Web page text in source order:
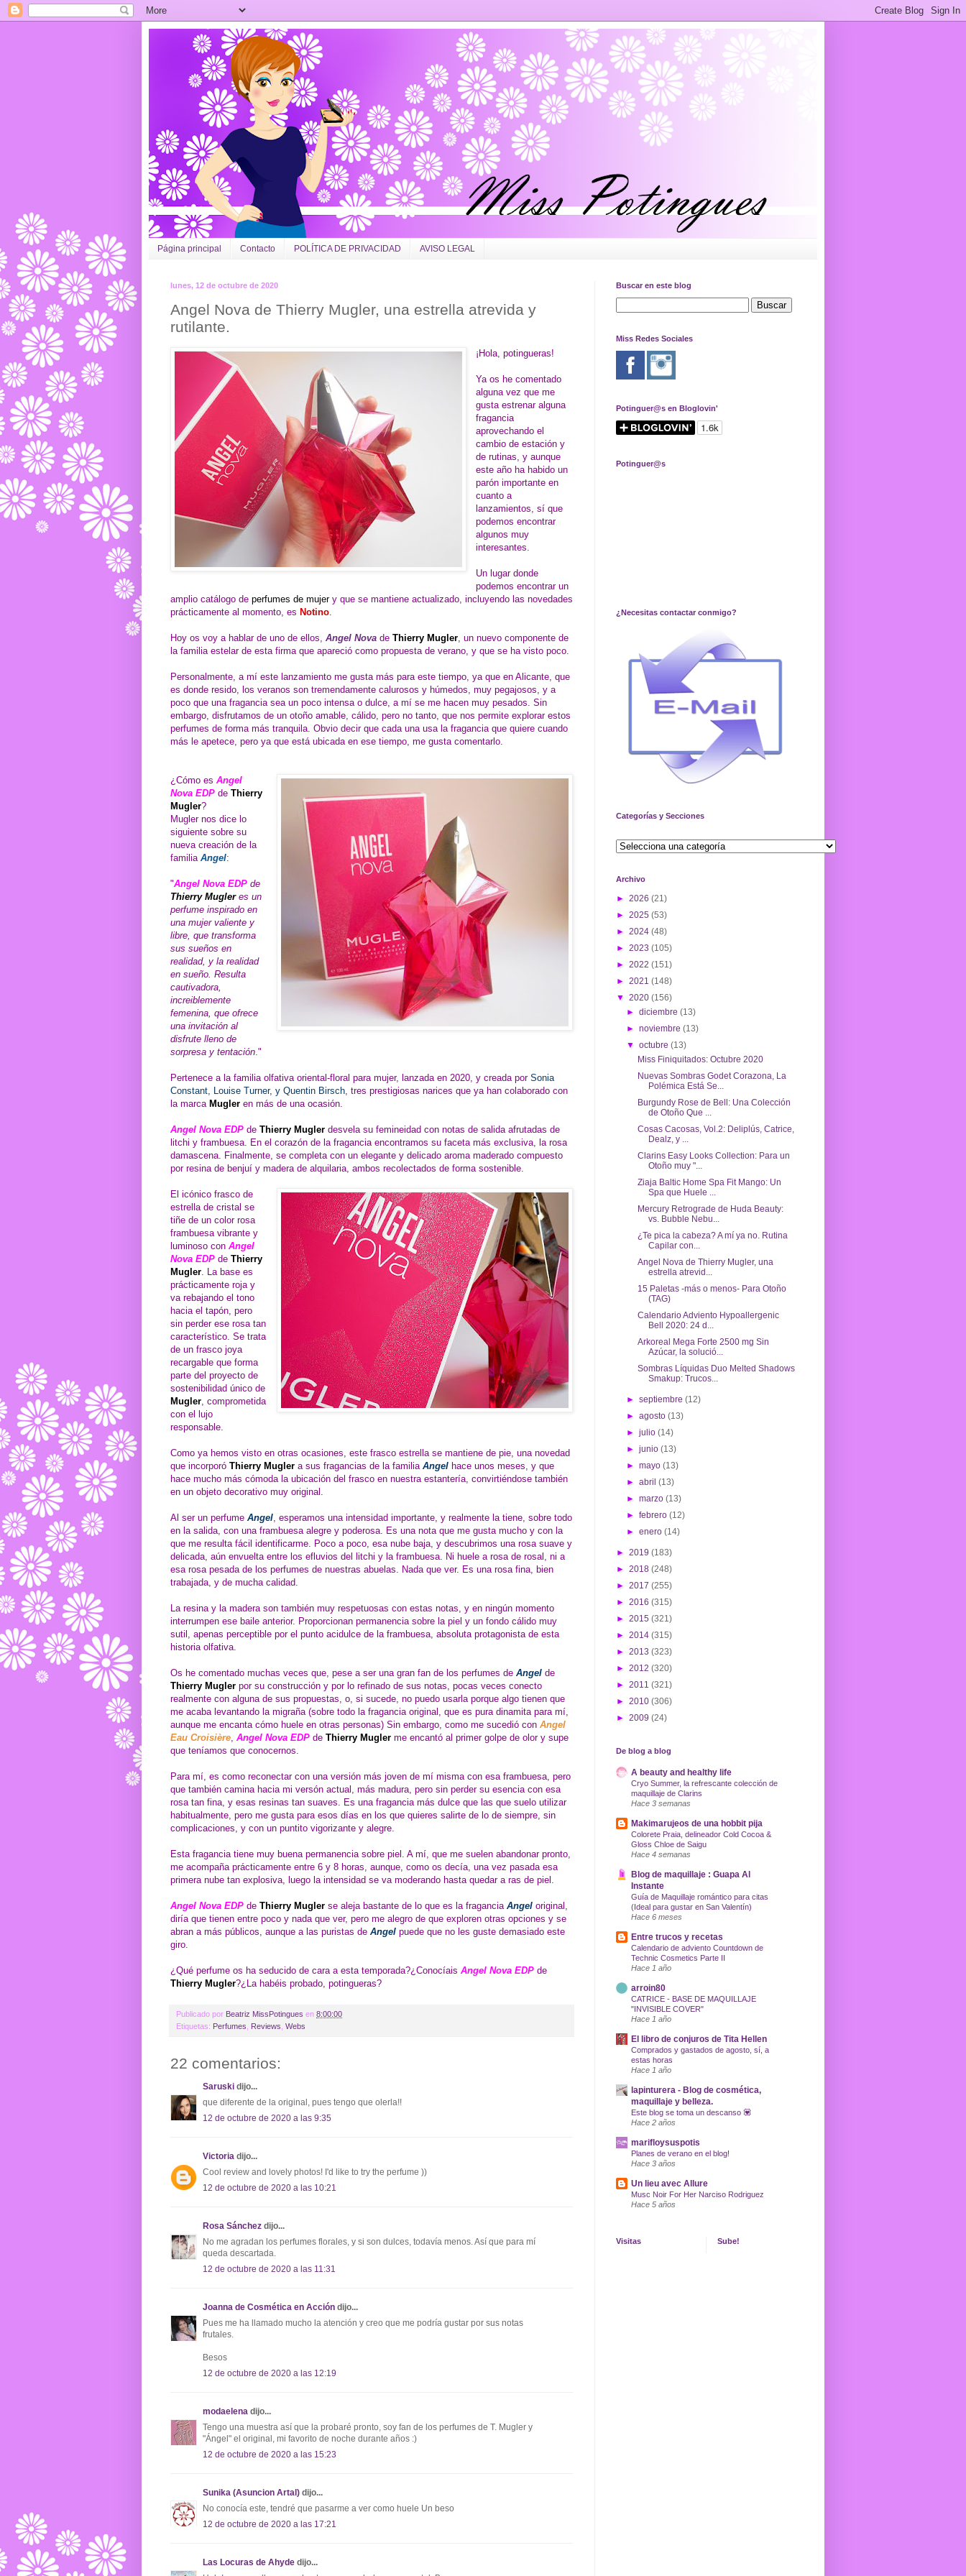
Página principal Contacto POLÍTICA DE PRIVACIDAD AVISO LEGAL
lunes, 12 de octubre de 2020
Angel Nova de Thierry Mugler, una estrella atrevida y
rutilante.
¡Hola, potingueras!
Ya os he comentado
alguna vez que me
gusta estrenar alguna
fragancia
aprovechando el
cambio de estación y
de rutinas, y aunque
este año ha habido un
parón importante en
cuanto a
lanzamientos, sí que
podemos encontrar
algunos muy
interesantes.
Un lugar donde
podemos encontrar un
amplio catálogo de perfumes de mujery que se mantiene actualizado, incluyendo las novedades
prácticamente al momento, es Notino.
Hoy os voy a hablar de uno de ellos, Angel Nova de Thierry Mugler, un nuevo componente de
la familia estelar de esta firma que apareció como propuesta de verano, y que se ha visto poco.
Personalmente, a mí este lanzamiento me gusta más para este tiempo, ya que en Alicante, que
es donde resido, los veranos son tremendamente calurosos y húmedos, muy pegajosos, y a
poco que una fragancia sea un poco intensa o dulce, a mí se me hacen muy pesados. Sin
embargo, disfrutamos de un otoño amable, cálido, pero no tanto, que nos permite explorar estos
perfumes de forma más tranquila. Obvio decir que cada una usa la fragancia que quiere cuando
más le apetece, pero ya que está ubicada en ese tiempo, me gusta comentarlo.
¿Cómo es Angel
Nova EDP de Thierry
Mugler?
Mugler nos dice lo
siguiente sobre su
nueva creación de la
familia Angel:
"Angel Nova EDP de
Thierry Mugleres un
perfume inspirado en
una mujer valiente y
libre, que transforma
sus sueños en
realidad, y la realidad
en sueño. Resulta
cautivadora,
increiblemente
femenina, que ofrece
una invitación al
disfrute lleno de
sorpresa y tentación."
Pertenece a la familia olfativa oriental-floral para mujer, lanzada en 2020, y creada por Sonia
Constant, Louise Turner, y Quentin Birsch, tres prestigiosas narices que ya han colaborado con
la marca Mugler en más de una ocasión.
Angel Nova EDP de Thierry Mugler desvela su femineidad con notas de salida afrutadas de
litchi y frambuesa. En el corazón de la fragancia encontramos su faceta más exclusiva, la rosa
damascena. Finalmente, se completa con un elegante y delicado aroma maderado compuesto
por resina de benjuí y madera de alquilaria, ambos recolectados de forma sostenible.
El icónico frasco de
estrella de cristal se
tiñe de un color rosa
frambuesa vibrante y
luminoso con Angel
Nova EDP de Thierry
Mugler. La base es
prácticamente roja y
va rebajando el tono
hacia el tapón, pero
sin perder ese rosa tan
característico. Se trata
de un frasco joya
recargable que forma
parte del proyecto de
sostenibilidad único de
Mugler, comprometida
con el lujo
responsable.
Como ya hemos visto en otras ocasiones, este frasco estrella se mantiene de pie, una novedad
que incorporó Thierry Mugler a sus fragancias de la familia Angel hace unos meses, y que
hace mucho más cómoda la ubicación del frasco en nuestra estantería, convirtiéndose también
en un objeto decorativo muy original.
Al ser un perfume Angel, esperamos una intensidad importante, y realmente la tiene, sobre todo
en la salida, con una frambuesa alegre y poderosa. Es una nota que me gusta mucho y con la
que me resulta fácil identificarme. Poco a poco, esa nube baja, y descubrimos una rosa suave y
delicada, aún envuelta entre los efluvios del litchi y la frambuesa. Ni huele a rosa de rosal, ni a
esa rosa pesada de los perfumes de nuestras abuelas. Nada que ver. Es una rosa fina, bien
trabajada, y de mucha calidad.
La resina y la madera son también muy respetuosas con estas notas, y en ningún momento
interrumpen ese baile anterior. Proporcionan permanencia sobre la piel y un fondo cálido muy
sutil, apenas perceptible por el punto acidulce de la frambuesa, absoluta protagonista de esta
historia olfativa.
Os he comentado muchas veces que, pese a ser una gran fan de los perfumes de Angel de
Thierry Mugler por su construcción y por lo refinado de sus notas, pocas veces conecto
realmente con alguna de sus propuestas, o, si sucede, no puedo usarla porque algo tienen que
me acaba levantando la migraña (sobre todo la fragancia original, que es pura dinamita para mí,
aunque me encanta cómo huele en otras personas) Sin embargo, como me sucedió con Angel
Eau Croisière, Angel Nova EDP de Thierry Mugler me encantó al primer golpe de olor y supe
que teníamos que conocernos.
Para mí, es como reconectar con una versión más joven de mí misma con esa frambuesa, pero
que también camina hacia mi versón actual, más madura, pero sin perder su esencia con esa
rosa tan fina, y esas resinas tan suaves. Es una fragancia más dulce que las que suelo utilizar
habitualmente, pero me gusta para esos días en los que quieres salirte de lo de siempre, sin
complicaciones, y con un puntito vigorizante y alegre.
Esta fragancia tiene muy buena permanencia sobre piel. A mí, que me suelen abandonar pronto,
me acompaña prácticamente entre 6 y 8 horas, aunque, como os decía, una vez pasada esa
primera nube tan explosiva, luego la intensidad se va moderando hasta quedar a ras de piel.
Angel Nova EDP de Thierry Mugler se aleja bastante de lo que es la fragancia Angel original,
diría que tienen entre poco y nada que ver, pero me alegro de que exploren otras opciones y se
abran a más públicos, aunque a las puristas de Angel puede que no les guste demasiado este
giro.
¿Qué perfume os ha seducido de cara a esta temporada?¿Conocíais Angel Nova EDP de
Thierry Mugler?¿La habéis probado, potingueras?
Publicado por Beatriz MissPotingues en 8:00:00
Etiquetas: Perfumes Reviews Webs
22 comentarios:
Saruski dijo...
que diferente de la original, pues tengo que olerla!!
12 de octubre de 2020 a las 9:35
Victoria dijo...
Cool review and lovely photos! I'd like to try the perfume ))
12 de octubre de 2020 a las 10:21
Rosa Sánchez dijo...
No me agradan los perfumes florales, y si son dulces, todavía menos. Así que para mí
queda descartada.
12 de octubre de 2020 a las 11:31
Joanna de Cosmética en Acción dijo...
Pues me ha llamado mucho la atención y creo que me podría gustar por sus notas
frutales.
Besos
12 de octubre de 2020 a las 12:19
modaelena dijo...
Tengo una muestra así que la probaré pronto, soy fan de los perfumes de T. Mugler y
"Ángel" el original, mi favorito de noche durante años :)
12 de octubre de 2020 a las 15:23
Sunika (Asuncion Artal) dijo...
No conocía este, tendré que pasarme a ver como huele Un beso
12 de octubre de 2020 a las 17:21
Las Locuras de Ahyde dijo...
Buscar en este blog
Miss Redes Sociales
Potinguer@s en Bloglovin'
Potinguer@s
¿Necesitas contactar conmigo?
Categorías y Secciones
Archivo
► 2026 (21)
► 2025 (53)
► 2024 (48)
► 2023 (105)
► 2022 (151)
► 2021 (148)
▼ 2020 (156)
►diciembre(13)
►noviembre(13)
▼octubre(13)
Miss Finiquitados: Octubre 2020
Nuevas Sombras Godet Corazona, La
Polémica Está Se...
Burgundy Rose de Bell: Una Colección
de Otoño Que ...
Cosas Cacosas, Vol.2: Deliplús, Catrice,
Dealz, y ...
Clarins Easy Looks Collection: Para un
Otoño muy "...
Ziaja Baltic Home Spa Fit Mango: Un
Spa que Huele ...
Mercury Retrograde de Huda Beauty:
vs. Bubble Nebu...
¿Te pica la cabeza? A mí ya no. Rutina
Capilar con...
Angel Nova de Thierry Mugler, una
estrella atrevid...
15 Paletas -más o menos- Para Otoño
(TAG)
Calendario Adviento Hypoallergenic
Bell 2020: 24 d...
Arkoreal Mega Forte 2500 mg Sin
Azúcar, la solució...
Sombras Líquidas Duo Melted Shadows
Smakup: Trucos...
►septiembre(12)
►agosto(13)
►julio(14)
►junio(13)
►mayo(13)
►abril(13)
►marzo(13)
►febrero(12)
►enero(14)
► 2019 (183)
► 2018 (248)
► 2017 (255)
► 2016 (315)
► 2015 (321)
► 2014 (315)
► 2013 (323)
► 2012 (320)
► 2011 (321)
► 2010 (306)
► 2009 (24)
De blog a blog
A beauty and healthy life
Cryo Summer, la refrescante colección de
maquillaje de Clarins
Hace 3 semanas
Makimarujeos de una hobbit pija
Colorete Praia, delineador Cold Cocoa &
Gloss Chloe de Saigu
Hace 4 semanas
Blog de maquillaje : Guapa Al
Instante
Guía de Maquillaje romántico para citas
(Ideal para gustar en San Valentín)
Hace 6 meses
Entre trucos y recetas
Calendario de adviento Countdown de
Technic Cosmetics Parte II
Hace 1 año
arroin80
CATRICE - BASE DE MAQUILLAJE
"INVISIBLE COVER"
Hace 1 año
El libro de conjuros de Tita Hellen
Comprados y gastados de agosto, sí, a
estas horas
Hace 1 año
lapinturera - Blog de cosmética,
maquillaje y belleza.
Este blog se toma un descanso 💟
Hace 2 años
marifloysuspotis
Planes de verano en el blog!
Hace 3 años
Un lieu avec Allure
Musc Noir For Her Narciso Rodriguez
Hace 5 años
Visitas Sube!